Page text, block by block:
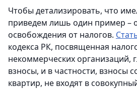
Чтобы детализировать, что
приведем лишь один пример –
освобождения от налогов.
кодекса РК, посвященная
некоммерческих организаций,
взносы, и в частности, взносы
квартир, не входят в